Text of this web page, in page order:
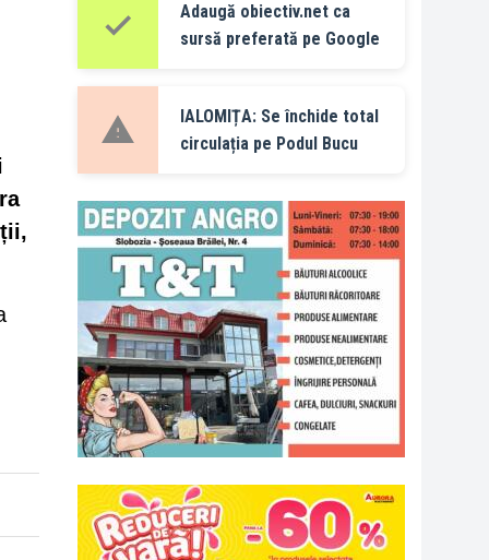
Adaugă obiectiv.net ca
sursă preferată pe Google
IALOMIȚA: Se închide total
circulația pe Podul Bucu